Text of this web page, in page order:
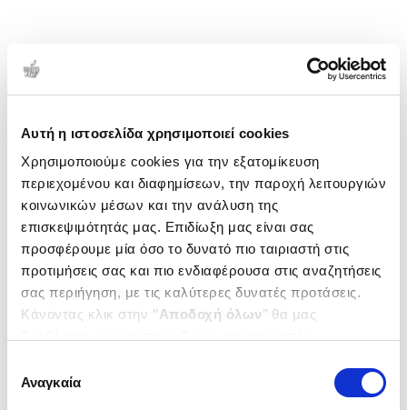
Αυτή η ιστοσελίδα χρησιμοποιεί cookies
Χρησιμοποιούμε cookies για την εξατομίκευση
περιεχομένου και διαφημίσεων, την παροχή λειτουργιών
κοινωνικών μέσων και την ανάλυση της
επισκεψιμότητάς μας. Επιδίωξη μας είναι σας
προσφέρουμε μία όσο το δυνατό πιο ταιριαστή στις
προτιμήσεις σας και πιο ενδιαφέρουσα στις αναζητήσεις
σας περιήγηση, με τις καλύτερες δυνατές προτάσεις.
Κάνοντας κλικ στην ‘’Αποδοχή όλων’’ θα μας
ενδιαφέρουν και να επιλέξετε από τα παρακάτω με την
΄΄και να ενημερωθείτε σχετικά με
συγκατάθεσης
Αναγκαία